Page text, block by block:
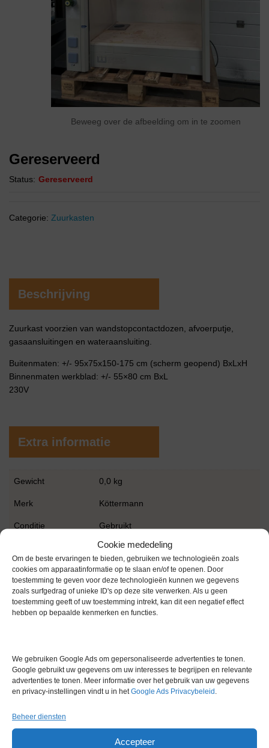
Cookie mededeling
Om de beste ervaringen te bieden, gebruiken we technologieën zoals
cookies om apparaatinformatie op te slaan en/of te openen. Door
toestemming te geven voor deze technologieën kunnen we gegevens
zoals surfgedrag of unieke ID's op deze site verwerken. Als u geen
toestemming geeft of uw toestemming intrekt, kan dit een negatief effect
hebben op bepaalde kenmerken en functies.
We gebruiken Google Ads om gepersonaliseerde advertenties te tonen.
Google gebruikt uw gegevens om uw interesses te begrijpen en relevante
advertenties te tonen. Meer informatie over het gebruik van uw gegevens
en privacy-instellingen vindt u in hetGoogle Ads Privacybeleid .
Beheer diensten
Accepteer
Beweeg over de afbeelding om in te zoomen
Gereserveerd
Status: Gereserveerd
Categorie: Zuurkasten
Beschrijving
Zuurkast voorzien van wandstopcontactdozen, afvoerputje,
gasaansluitingen en wateraansluiting.
Buitenmaten: +/- 95x75x150-175 cm (scherm geopend) BxLxH
Binnenmaten werkblad: +/- 55×80 cm BxL
230V
Extra informatie
Gewicht 0,0 kg
Merk Köttermann
Conditie Gebruikt
1 maand
Gereserveerd